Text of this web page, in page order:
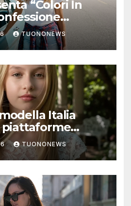
“Colori In
identità e libertà
TUONONEWS
Italia
lei mi
TUONONEWS